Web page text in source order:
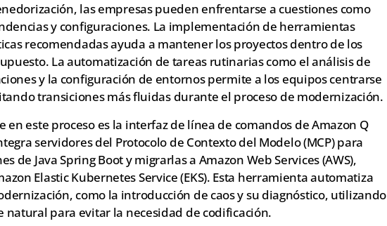
las empresas pueden enfrentarse a cuestiones como
y configuraciones. La implementación de herramientas
recomendadas ayuda a mantener los proyectos dentro de los
La automatización de tareas rutinarias como el análisis de
y la configuración de entornos permite a los equipos centrarse
transiciones más fluidas durante el proceso de modernización.
en este proceso es la interfaz de línea de comandos de Amazon Q
servidores del Protocolo de Contexto del Modelo (MCP) para
de Java Spring Boot y migrarlas a Amazon Web Services (AWS),
Elastic Kubernetes Service (EKS). Esta herramienta automatiza
como la introducción de caos y su diagnóstico, utilizando
natural para evitar la necesidad de codificación.